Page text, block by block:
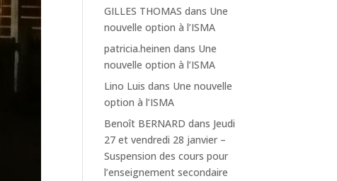
GILLES THOMAS dans Une
nouvelle option à l’ISMA
patricia.heinen dans Une
nouvelle option à l’ISMA
Lino Luis dans Une nouvelle
option à l’ISMA
Benoît BERNARD dans Jeudi
27 et vendredi 28 janvier –
Suspension des cours pour
l’enseignement secondaire